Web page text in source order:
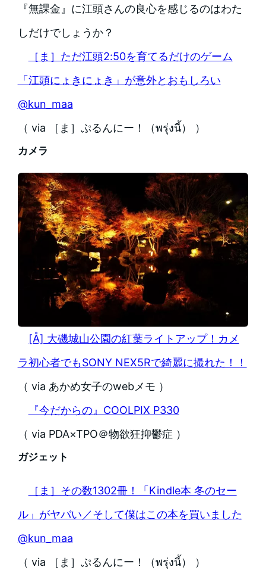
『無課金』に江頭さんの良心を感じるのはわた
しだけでしょうか？
［ま］ただ江頭2:50を育てるだけのゲーム
「江頭にょきにょき」が意外とおもしろい
@kun_maa
（ via ［ま］ぷるんにー！（พรุ่งนี้） ）
カメラ
[Å] 大磯城山公園の紅葉ライトアップ！カメ
ラ初心者でもSONY NEX5Rで綺麗に撮れた！！
（ via あかめ女子のwebメモ ）
『今だからの』COOLPIX P330
（ via PDA×TPO＠物欲狂抑鬱症 ）
ガジェット
［ま］その数1302冊！「Kindle本 冬のセー
ル」がヤバい／そして僕はこの本を買いました
@kun_maa
（ via ［ま］ぷるんにー！（พรุ่งนี้） ）